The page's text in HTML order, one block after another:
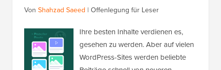
Von Shahzad Saeed | Offenlegung für Leser
Ihre besten Inhalte verdienen es,
gesehen zu werden. Aber auf vielen
WordPress-Sites werden beliebte